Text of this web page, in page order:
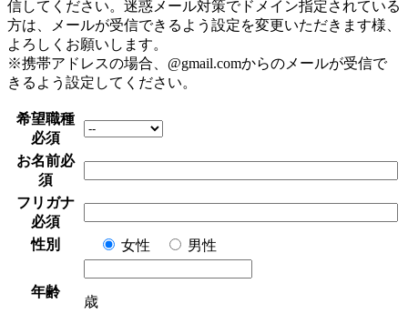
信してください。迷惑メール対策でドメイン指定されている
方は、メールが受信できるよう設定を変更いただきます様、
よろしくお願いします。
※携帯アドレスの場合、@gmail.comからのメールが受信で
きるよう設定してください。
希望職種
必須
お名前必
須
フリガナ
必須
性別
女性 男性
年齢
歳